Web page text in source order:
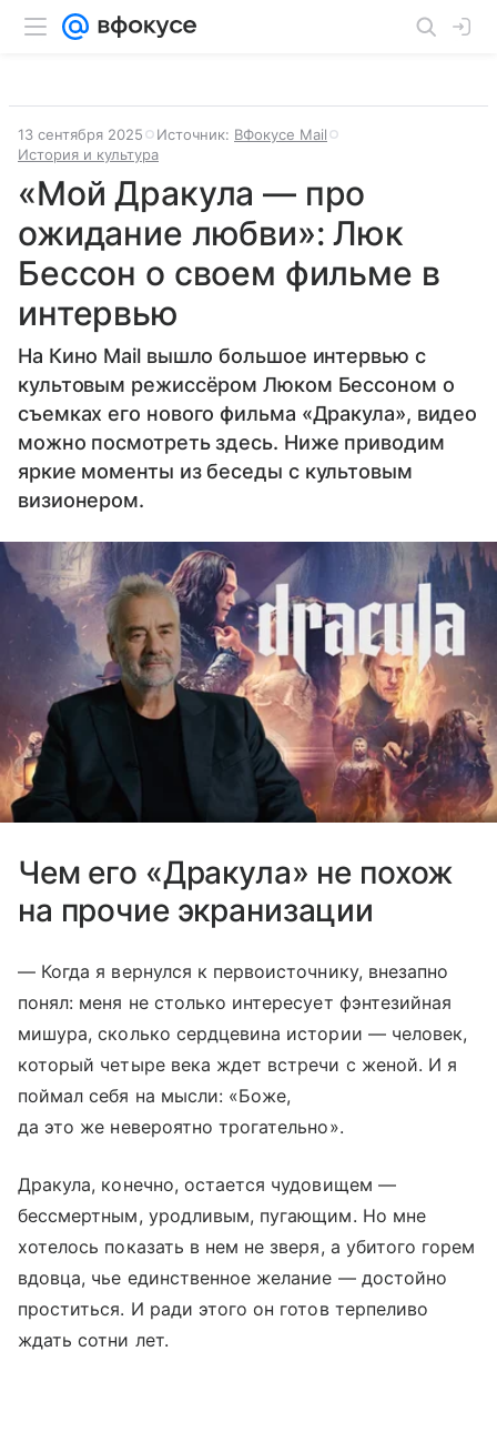
13 сентября 2025 Источник: ВФокусе Mail
История и культура
«Мой Дракула — про
ожидание любви»: Люк
Бессон о своем фильме в
интервью
На Кино Mail вышло большое интервью с
культовым режиссёром Люком Бессоном о
съемках его нового фильма «Дракула», видео
можно посмотреть здесь. Ниже приводим
яркие моменты из беседы с культовым
визионером.
Чем его «Дракула» не похож
на прочие экранизации
— Когда я вернулся к первоисточнику, внезапно
понял: меня не столько интересует фэнтезийная
мишура, сколько сердцевина истории — человек,
который четыре века ждет встречи с женой. И я
поймал себя на мысли: «Боже,
да это же невероятно трогательно».
Дракула, конечно, остается чудовищем —
бессмертным, уродливым, пугающим. Но мне
хотелось показать в нем не зверя, а убитого горем
вдовца, чье единственное желание — достойно
проститься. И ради этого он готов терпеливо
ждать сотни лет.